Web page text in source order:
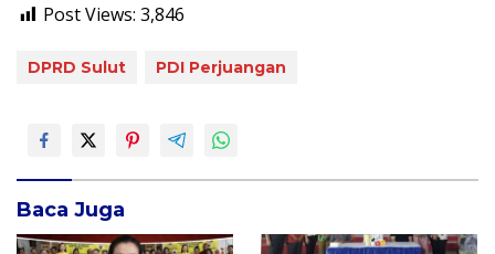
Post Views: 3,846
DPRD Sulut PDI Perjuangan
Baca Juga